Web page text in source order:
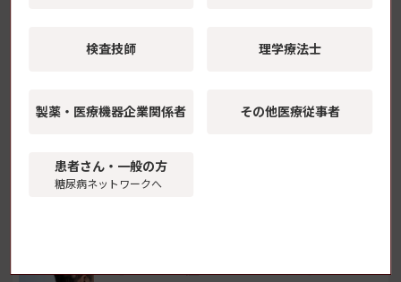
サー取り外しが不要に
点も 日本くすりと糖尿病学会
検査技師 理学療法士
製薬・医療機器企業関係者 その他医療従事者
患者さん・一般の方
糖尿病ネットワークへ